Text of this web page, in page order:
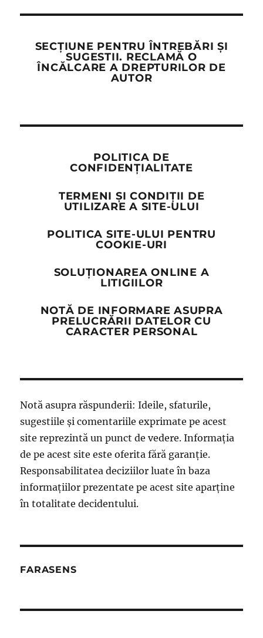
SECȚIUNE PENTRU ÎNTREBĂRI ȘI
SUGESTII. RECLAMĂ O
ÎNCĂLCARE A DREPTURILOR DE
AUTOR
POLITICA DE
CONFIDENȚIALITATE
TERMENI ȘI CONDIȚII DE
UTILIZARE A SITE-ULUI
POLITICA SITE-ULUI PENTRU
COOKIE-URI
SOLUȚIONAREA ONLINE A
LITIGIILOR
NOTĂ DE INFORMARE ASUPRA
PRELUCRĂRII DATELOR CU
CARACTER PERSONAL
Notă asupra răspunderii: Ideile, sfaturile,
sugestiile și comentariile exprimate pe acest
site reprezintă un punct de vedere. Informația
de pe acest site este oferita fără garanție.
Responsabilitatea deciziilor luate în baza
informațiilor prezentate pe acest site aparține
în totalitate decidentului.
FARASENS